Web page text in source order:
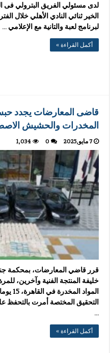
لدى مسئولي الفريق البترولي فى
الخير ثنائي النادي الأهلي خلال
لبرنامج لعبة والتانية مع الإعلامي …
أكمل القراءة »
قاضى المعارضات يجدد
المخدرات والحشيش
7 مايو,2025 0
1,034
قرر قاضي المعارضات، بمحكمة
خليفة المنتجة الفنية وآخرين،
المواد
التحقيق المختصة أمرت بالتحفظ
…
أكمل القراءة »